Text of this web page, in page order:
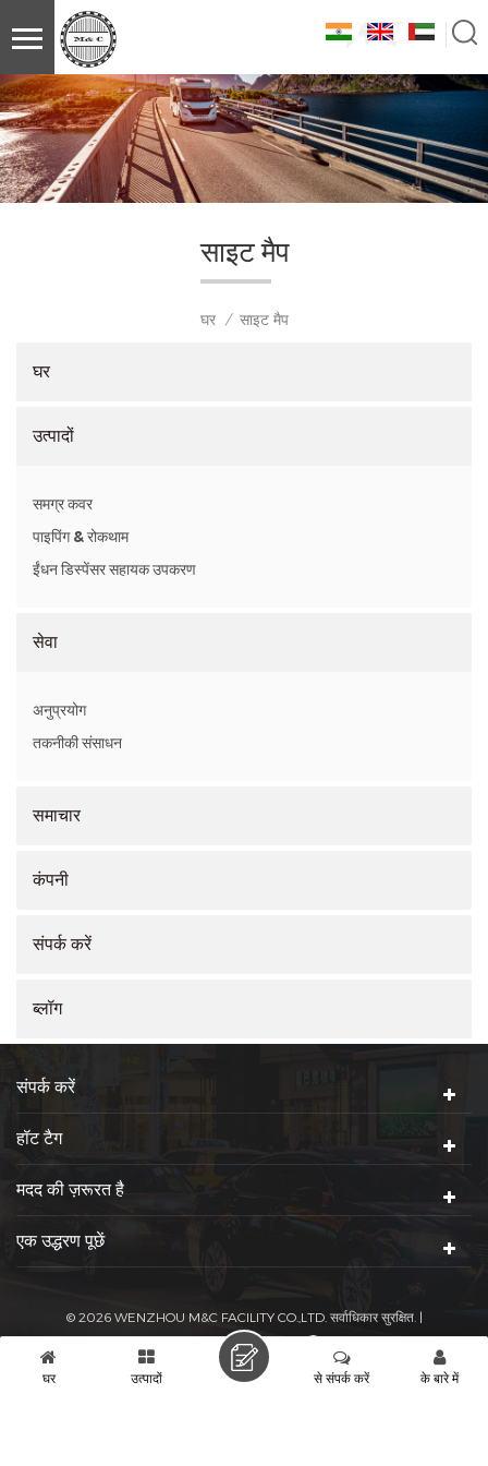
साइट मैप
घर / साइट मैप
घर
उत्पादों
समग्र कवर
पाइपिंग & रोकथाम
ईंधन डिस्पेंसर सहायक उपकरण
सेवा
अनुप्रयोग
तकनीकी संसाधन
समाचार
कंपनी
संपर्क करें
ब्लॉग
संपर्क करें
हॉट टैग
मदद की ज़रूरत है
एक उद्धरण पूछें
© 2026 WENZHOU M&C FACILITY CO.,LTD. सर्वाधिकार सुरक्षित. |
आईपीवी 6 नेटवर्क समर्थित है
गोपनीयता नीति|साइट मैप XML
घर उत्पादों के बारे में
से संपर्क करें